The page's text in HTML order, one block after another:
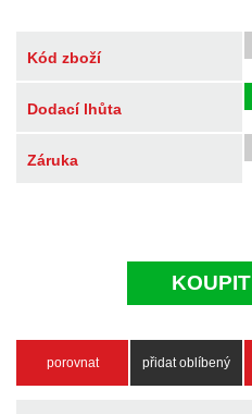
Kód zboží
Dodací lhůta
Záruka
KOUPIT
porovnat přidat oblíbený